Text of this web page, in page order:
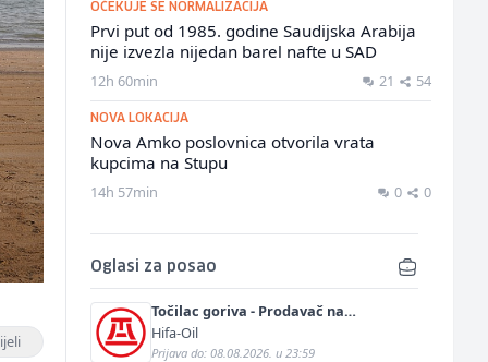
OČEKUJE SE NORMALIZACIJA
Prvi put od 1985. godine Saudijska Arabija
nije izvezla nijedan barel nafte u SAD
12h 60min 21 54
NOVA LOKACIJA
Nova Amko poslovnica otvorila vrata
kupcima na Stupu
14h 57min 0 0
Oglasi za posao
Točilac goriva - Prodavač na
benzinskoj pumpi (m/ž)
Hifa-Oil
Prijava do: 08.08.2026. u 23:59